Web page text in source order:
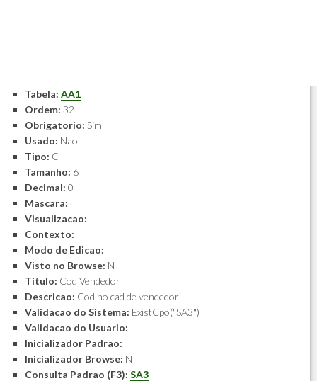
Tabela: AA1
Ordem: 32
Obrigatorio: Sim
Usado: Nao
Tipo: C
Tamanho: 6
Decimal: 0
Mascara:
Visualizacao:
Contexto:
Modo de Edicao:
Visto no Browse: N
Titulo: Cod Vendedor
Descricao: Cod no cad de vendedor
Validacao do Sistema: ExistCpo("SA3")
Validacao do Usuario:
Inicializador Padrao:
Inicializador Browse: N
Consulta Padrao (F3): SA3